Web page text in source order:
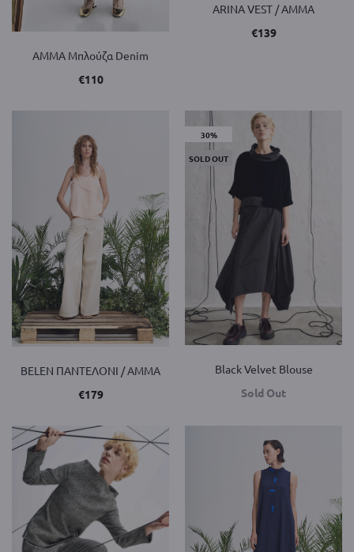
AMMA Μπλούζα Denim
€110
ARINA VEST / AMMA
€139
BELEN ΠΑΝΤΕΛΟΝΙ / AMMA
€179
30%
SOLD OUT
Black Velvet Blouse
Sold Out